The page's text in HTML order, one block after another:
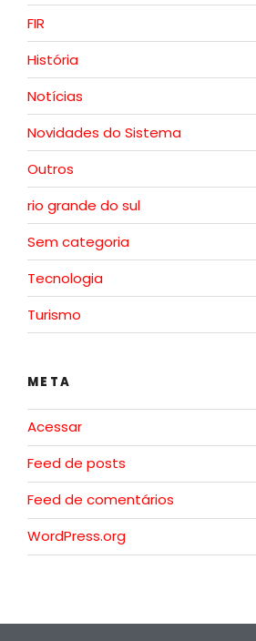
FIR
História
Notícias
Novidades do Sistema
Outros
rio grande do sul
Sem categoria
Tecnologia
Turismo
META
Acessar
Feed de posts
Feed de comentários
WordPress.org